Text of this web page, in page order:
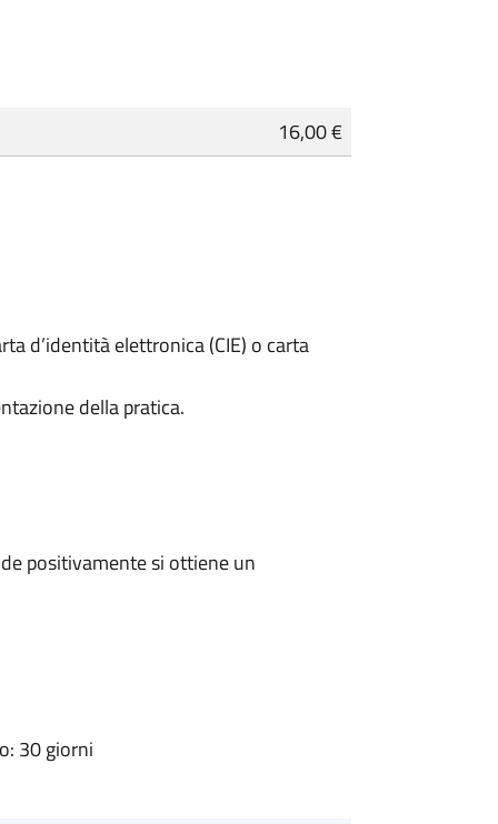
16,00 €
d’identità elettronica (CIE) o carta
della pratica.
positivamente si ottiene un
30 giorni